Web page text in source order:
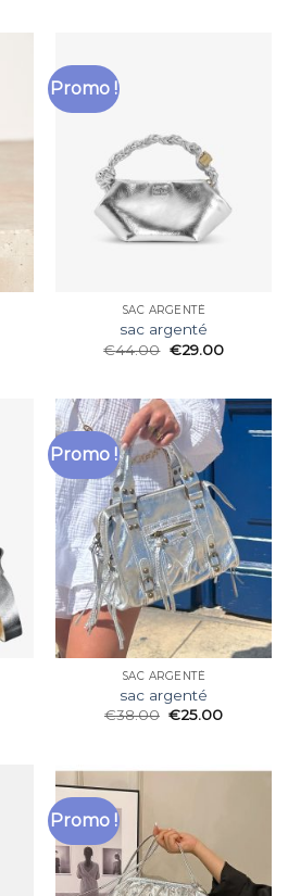
Promo !
SAC ARGENTÉ
sac argenté
€44.00 €29.00
Promo !
SAC ARGENTÉ
sac argenté
€38.00 €25.00
Promo !